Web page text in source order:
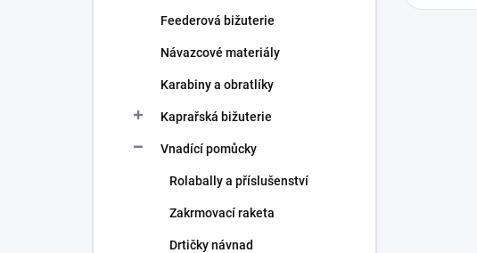
Feederová bižuterie
Návazcové materiály
Karabiny a obratlíky
Kaprařská bižuterie
Vnadící pomůcky
Rolabally a příslušenství
Zakrmovací raketa
Drtičky návnad